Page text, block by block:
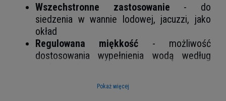
Wszechstronne zastosowanie - do
siedzenia w wannie lodowej, jacuzzi, jako
okład
Regulowana miękkość - możliwość
dostosowania wypełnienia wodą według
40x30 cm ułatwiające transport
Pokaż więcej